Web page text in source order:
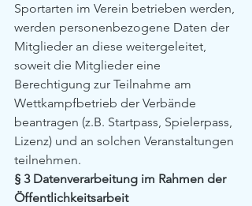
Sportarten im Verein betrieben werden,
werden personenbezogene Daten der
Mitglieder an diese weitergeleitet,
soweit die Mitglieder eine
Berechtigung zur Teilnahme am
Wettkampfbetrieb der Verbände
beantragen (z.B. Startpass, Spielerpass,
Lizenz) und an solchen Veranstaltungen
teilnehmen.
§ 3 Datenverarbeitung im Rahmen der
Öffentlichkeitsarbeit